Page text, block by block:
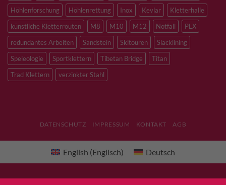
Höhlenforschung
Höhlenrettung Inox Kevlar
Kletterhalle
künstliche Kletterrouten
M8 M10 M12 Notfall
PLX
redundantes Arbeiten
Sandstein Skitouren
Slacklining
Speleologie
Sportklettern Tibetan Bridge
Titan
Trad Klettern
verzinkter Stahl
DATENSCHUTZ IMPRESSUM KONTAKT AGB
English (Englisch) Deutsch